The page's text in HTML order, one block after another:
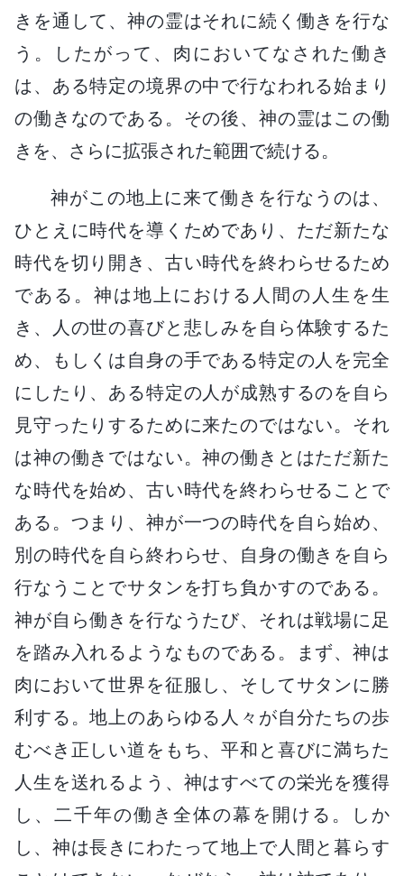
きを通して、神の霊はそれに続く働きを行な
う。したがって、肉においてなされた働き
は、ある特定の境界の中で行なわれる始まり
の働きなのである。その後、神の霊はこの働
きを、さらに拡張された範囲で続ける。
神がこの地上に来て働きを行なうのは、
ひとえに時代を導くためであり、ただ新たな
時代を切り開き、古い時代を終わらせるため
である。神は地上における人間の人生を生
き、人の世の喜びと悲しみを自ら体験するた
め、もしくは自身の手である特定の人を完全
にしたり、ある特定の人が成熟するのを自ら
見守ったりするために来たのではない。それ
は神の働きではない。神の働きとはただ新た
な時代を始め、古い時代を終わらせることで
ある。つまり、神が一つの時代を自ら始め、
別の時代を自ら終わらせ、自身の働きを自ら
行なうことでサタンを打ち負かすのである。
神が自ら働きを行なうたび、それは戦場に足
を踏み入れるようなものである。まず、神は
肉において世界を征服し、そしてサタンに勝
利する。地上のあらゆる人々が自分たちの歩
むべき正しい道をもち、平和と喜びに満ちた
人生を送れるよう、神はすべての栄光を獲得
し、二千年の働き全体の幕を開ける。しか
し、神は長きにわたって地上で人間と暮らす